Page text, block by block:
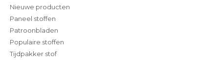
Nieuwe producten
Paneel stoffen
Patroonbladen
Populaire stoffen
Tijdpakker stof